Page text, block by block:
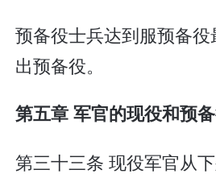
预备役士兵达到服预备
出预备役。
第五章 军官的现役和预
第三十三条 现役军官从下